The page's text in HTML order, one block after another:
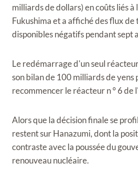
milliards de dollars) en coûts liés
Fukushima et a affiché des flux
disponibles négatifs pendant sept
Le redémarrage d'un seul
son bilan de 100 milliards de yens
recommencer le réacteur n ° 6 de
Alors que la décision finale se
restent sur Hanazumi, dont la
contraste avec la poussée du
renouveau nucléaire.